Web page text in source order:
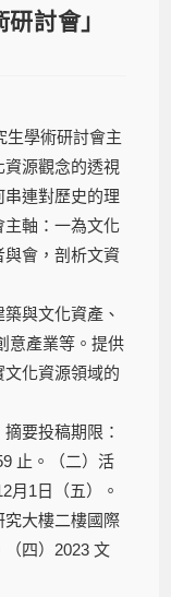
討會」
生學術研討會主
源觀念的透視
連對歷史的理
主軸：一為文化
與會，剖析文資
與文化資產、
意產業等。提供
化資源領域的
要投稿期限：
止。（二）活
月1日（五）。
究大樓二樓國際
四）2023 文